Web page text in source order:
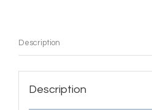
Description
Description